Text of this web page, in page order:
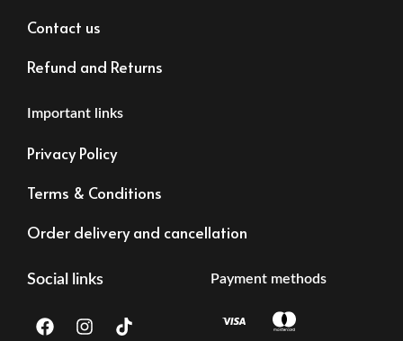
Contact us
Refund and Returns
Important links
Privacy Policy
Terms & Conditions
Order delivery and cancellation
Social links
a
n
i
Payment methods